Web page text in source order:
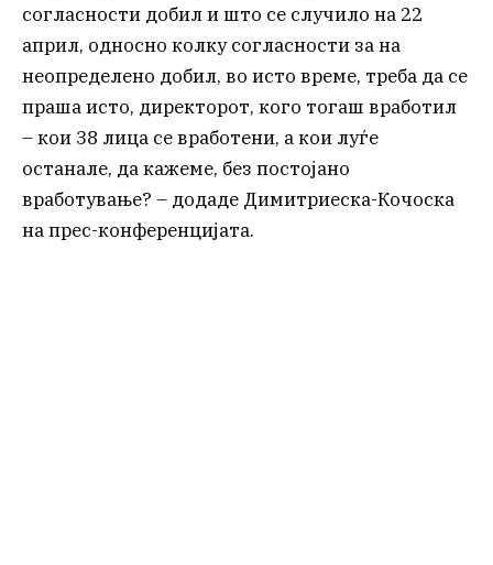
согласности добил и што се случило на 22
април, односно колку согласности за на
неопределено добил, во исто време, треба да се
праша исто, директорот, кого тогаш вработил
– кои 38 лица се вработени, а кои луѓе
останале, да кажеме, без постојано
вработување? – додаде Димитриеска-Кочоска
на прес-конференцијата.